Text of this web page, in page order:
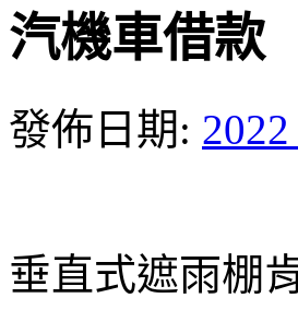
汽機車借款
發佈日期:
垂直式遮雨棚